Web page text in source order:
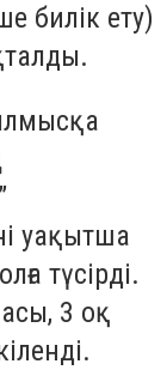
билік ету)
уақытша
түсірді.
3 оқ